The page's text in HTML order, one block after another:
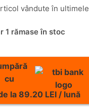
vândute în ultimele
1 rămase în stoc
cu
la 89.20 LEI / lună